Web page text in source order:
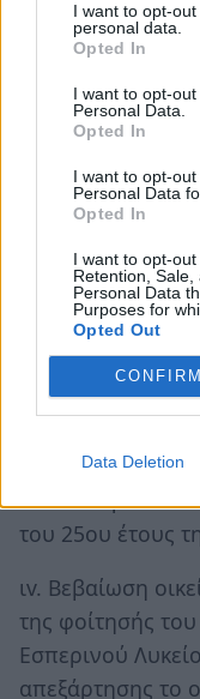
I want to opt-
personal data.
Opted In
I want to opt-
Personal Data.
Opted In
I want to opt-
Personal Data
Opted In
I want to opt-out
Retention,
Personal Data
Purposes for
Opted Out
CONFIRM
Data Deletion
υπάγεται σε
βεβαίωσης
περίπτωση:
τουλάχιστον
υγειονομικής
προκύπτει η
τουλάχιστον
την επιμέλειά του
προκύπτει ότι
του Εσπερινού
του 25ου έτους
ιv. Βεβαίωση
της φοίτησής
Εσπερινού
απεξάρτησης το